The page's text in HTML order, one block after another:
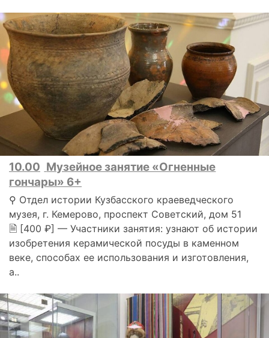
10.00 Музейное занятие «Огненные
гончары» 6+
⚲ Отдел истории Кузбасского краеведческого
музея, г. Кемерово, проспект Советский, дом 51
🗎 [400 ₽] — Участники занятия: узнают об истории
изобретения керамической посуды в каменном
веке, способах ее использования и изготовления,
а..